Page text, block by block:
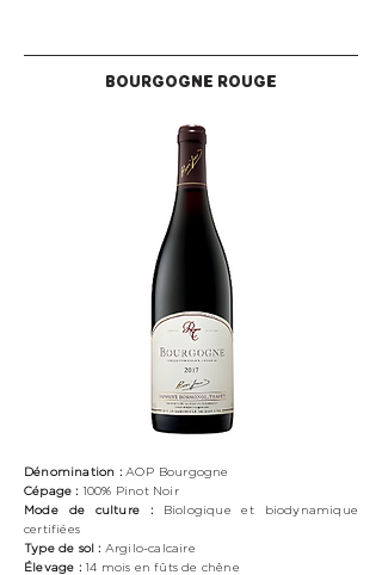
BOURGOGNE ROUGE
Dénomination : AOP Bourgogne
Cépage : 100% Pinot Noir
Mode de culture :
Biologiqueet biodynamique
certifiées
Type de sol : Argilo-calcaire
Élevage : 14 mois en fûts de chêne